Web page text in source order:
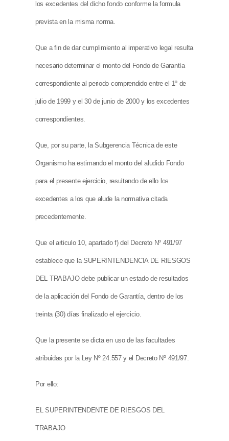
los excedentes del dicho fondo conforme la formula
prevista en la misma norma.
Que a fin de dar cumplimiento al imperativo legal resulta
necesario determinar el monto del Fondo de Garantía
correspondiente al periodo comprendido entre el 1º de
julio de 1999 y el 30 de junio de 2000 y los excedentes
correspondientes.
Que, por su parte, la Subgerencia Técnica de este
Organismo ha estimando el monto del aludido Fondo
para el presente ejercicio, resultando de ello los
excedentes a los que alude la normativa citada
precedentemente.
Que el articulo 10, apartado f) del Decreto Nº 491/97
establece que la SUPERINTENDENCIA DE RIESGOS
DEL TRABAJO debe publicar un estado de resultados
de la aplicación del Fondo de Garantía, dentro de los
treinta (30) días finalizado el ejercicio.
Que la presente se dicta en uso de las facultades
atribuidas por la Ley Nº 24.557 y el Decreto Nº 491/97.
Por ello:
EL SUPERINTENDENTE DE RIESGOS DEL
TRABAJO